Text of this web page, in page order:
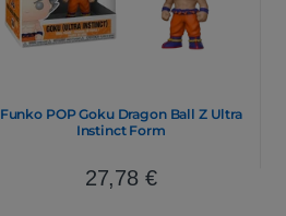
Funko POP Goku Dragon Ball Z Ultra
Instinct Form
27,78 €